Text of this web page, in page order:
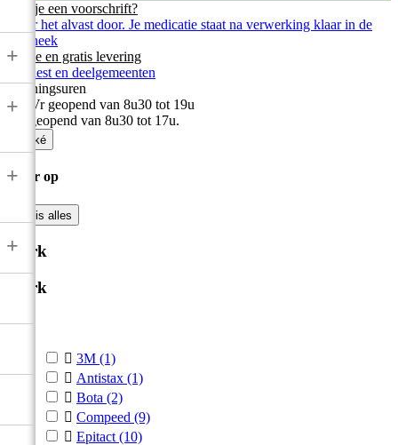
+
+
+
+
Heb je een voorschrift?
Stuur het alvast door. Je medicatie staat na verwerking klaar in de
apotheek
Snelle en gratis levering
In Diest en deelgemeenten
Openingsuren
Ma-Vr geopend van 8u30 tot 19u
Zat geopend van 8u30 tot 17u.
Oké
Filter op
Wis alles
Merk
Merk
 
 3M (1)
 Antistax (1)
 Bota (2)
 Compeed (9)
 Epitact (10)